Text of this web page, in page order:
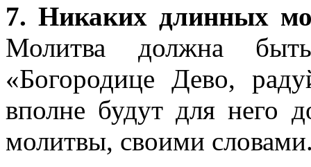
7. Никаких длинных
Молитва должна
«Богородице Дево,
вполне будут для него
молитвы, своими